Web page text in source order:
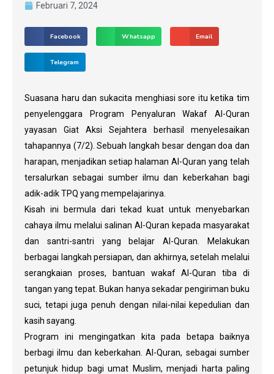
Februari 7, 2024
Facebook Whatsapp Email
Telegram
Suasana haru dan sukacita menghiasi sore itu ketika tim
penyelenggara Program Penyaluran Wakaf Al-Quran
yayasan Giat Aksi Sejahtera berhasil menyelesaikan
tahapannya (7/2). Sebuah langkah besar dengan doa dan
harapan, menjadikan setiap halaman Al-Quran yang telah
tersalurkan sebagai sumber ilmu dan keberkahan bagi
adik-adik TPQ yang mempelajarinya.
Kisah ini bermula dari tekad kuat untuk menyebarkan
cahaya ilmu melalui salinan Al-Quran kepada masyarakat
dan santri-santri yang belajar Al-Quran. Melakukan
berbagai langkah persiapan, dan akhirnya, setelah melalui
serangkaian proses, bantuan wakaf Al-Quran tiba di
tangan yang tepat. Bukan hanya sekadar pengiriman buku
suci, tetapi juga penuh dengan nilai-nilai kepedulian dan
kasih sayang.
Program ini mengingatkan kita pada betapa baiknya
berbagi ilmu dan keberkahan. Al-Quran, sebagai sumber
petunjuk hidup bagi umat Muslim, menjadi harta paling